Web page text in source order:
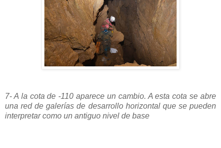
7- A la cota de -110 aparece un cambio. A esta cota se abre
una red de galerías de desarrollo horizontal que se pueden
interpretar como un antiguo nivel de base